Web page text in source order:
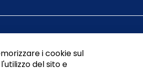
i cookie sul
del sito e